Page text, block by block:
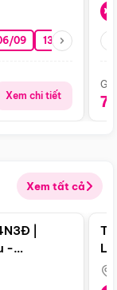
09 13/09 20/09
Xem chi tiết
Xem tất cả
Điểm nổi bật
|
-